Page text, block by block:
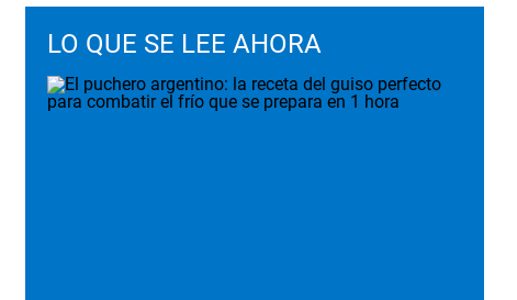
LO QUE SE LEE AHORA